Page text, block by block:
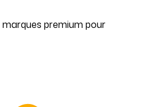
premium pour